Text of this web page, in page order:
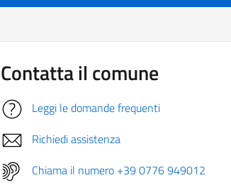
Contatta il comune
Leggi le domande frequenti
Richiedi assistenza
Chiama il numero +39 0776 949012